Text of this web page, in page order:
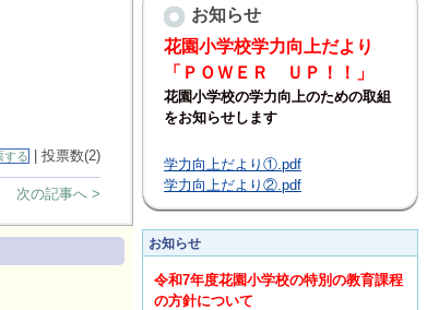
する | 投票数(2)
次の記事へ >
お知らせ
花園小学校学力向上だより
「ＰＯＷＥＲ ＵＰ！！」
花園小学校の学力向上のための取組
をお知らせします
学力向上だより①.pdf
学力向上だより②.pdf
お知らせ
令和7年度花園小学校の特別の教育課程
の方針について